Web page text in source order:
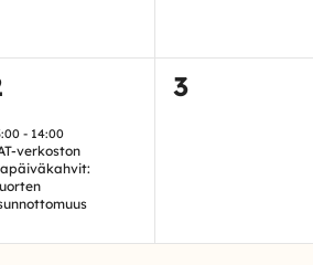
- 14:00
verkoston
0
3